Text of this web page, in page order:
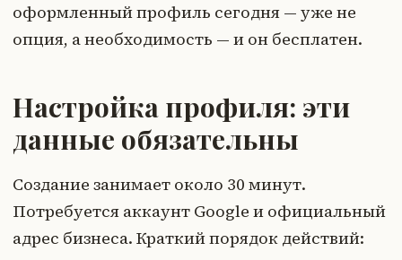
оформленный профиль сегодня — уже не
опция, а необходимость — и он бесплатен.
Настройка профиля: эти
данные обязательны
Создание занимает около 30 минут.
Потребуется аккаунт Google и официальный
адрес бизнеса. Краткий порядок действий: